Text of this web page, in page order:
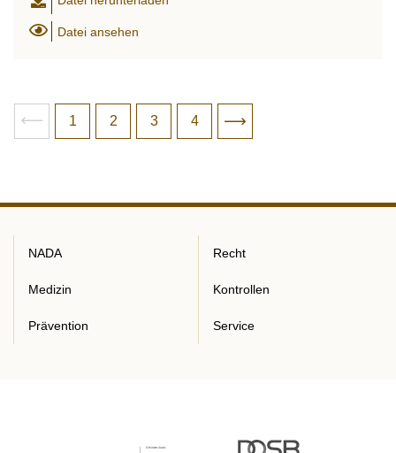
Datei ansehen
vorheriges
Gehe zur Seite
1 Gehe zur Seite
2 Gehe zur Seite
3 Gehe zur Seite
4 nächstes
NADA Recht
Medizin Kontrollen
Prävention Service